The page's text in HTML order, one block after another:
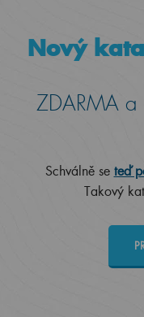
Nový
ZDARMA a
Schválně se teď
Takový